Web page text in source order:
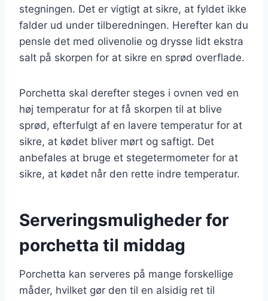
stegningen. Det er vigtigt at sikre, at fyldet ikke
falder ud under tilberedningen. Herefter kan du
pensle det med olivenolie og drysse lidt ekstra
salt på skorpen for at sikre en sprød overflade.
Porchetta skal derefter steges i ovnen ved en
høj temperatur for at få skorpen til at blive
sprød, efterfulgt af en lavere temperatur for at
sikre, at kødet bliver mørt og saftigt. Det
anbefales at bruge et stegetermometer for at
sikre, at kødet når den rette indre temperatur.
Serveringsmuligheder for
porchetta til middag
Porchetta kan serveres på mange forskellige
måder, hvilket gør den til en alsidig ret til